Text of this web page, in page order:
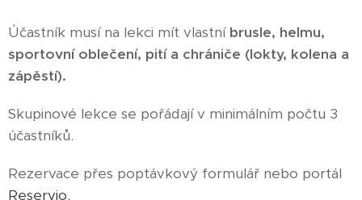
Účastník musí na lekci mít vlastní brusle, helmu,
sportovní oblečení, pití a chrániče (lokty, kolena a
zápěstí).
Skupinové lekce se pořádají v minimálním počtu 3
účastníků.
Rezervace přes poptávkový formulář nebo portál
Reservio.